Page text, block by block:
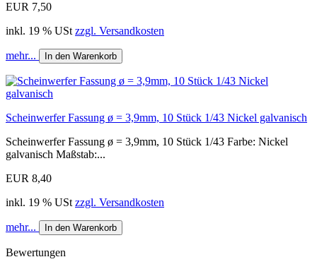
EUR 7,50
inkl. 19 % USt zzgl. Versandkosten
mehr... In den Warenkorb
Scheinwerfer Fassung ø = 3,9mm, 10 Stück 1/43 Nickel galvanisch
Scheinwerfer Fassung ø = 3,9mm, 10 Stück 1/43 Farbe: Nickel
galvanisch Maßstab:...
EUR 8,40
inkl. 19 % USt zzgl. Versandkosten
mehr... In den Warenkorb
Bewertungen